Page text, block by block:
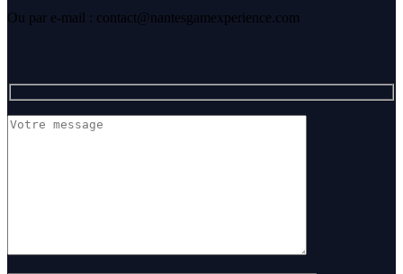
Ou par e-mail : contact@nantesgamexperience.com